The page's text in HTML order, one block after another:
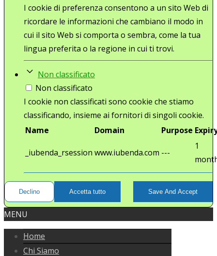
I cookie di preferenza consentono a un sito Web di
ricordare le informazioni che cambiano il modo in
cui il sito Web si comporta o sembra, come la tua
lingua preferita o la regione in cui ti trovi.
Non classificato
Non classificato
I cookie non classificati sono cookie che stiamo
classificando, insieme ai fornitori di singoli cookie.
Name
Domain Purpose
_iubenda_rsession www.iubenda.com ---
1
Declino Accetta tutto Save And Accept
MENU
Home
Chi Siamo